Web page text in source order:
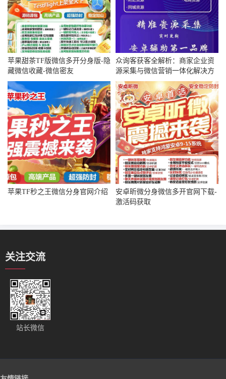
苹果甜茶TF版微信多开分身版-隐
藏微信收藏-微信密友
众询客获客全解析：商家企业资
源采集与微信营销一体化解决方
案（2025实测版）
苹果TF秒之王微信分身官网介绍
安卓昕微分身微信多开官网下载-
激活码获取
关注交流
站长微信